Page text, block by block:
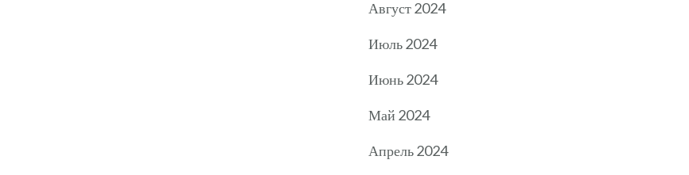
Август 2024
Июль 2024
Июнь 2024
Май 2024
Апрель 2024